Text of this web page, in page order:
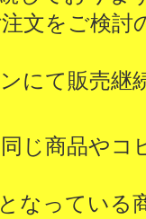
文をご検討
にて販売継
じ商品やコ
となっている